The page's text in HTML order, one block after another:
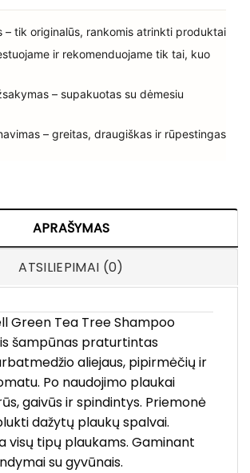
– tik originalūs, rankomis atrinkti produktai
ir rekomenduojame tik tai, kuo
– supakuotas su dėmesiu
– greitas, draugiškas ir rūpestingas
APRAŠYMAS
ATSILIEPIMAI (0)
Green Tea Tree Shampoo
šampūnas praturtintas
aliejaus, pipirmėčių ir
Po naudojimo plaukai
gaivūs ir spindintys. Priemonė
dažytų plaukų spalvai.
visų tipų plaukams. Gaminant
su gyvūnais.